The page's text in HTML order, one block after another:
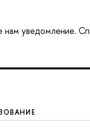
уведомление.